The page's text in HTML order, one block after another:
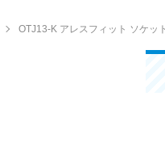
OTJ13-K アレスフィット ソケット